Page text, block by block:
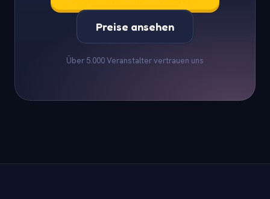
Preise ansehen
Über 5.000 Veranstalter vertrauen uns